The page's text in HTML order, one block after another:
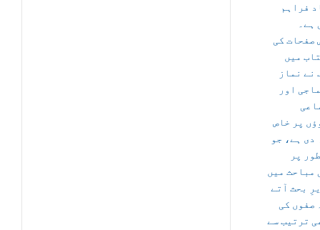
فراہم
ہے۔
صفحات کی
میں
نے نماز
اور
پر خاص
دی ہے، جو
پر
مباحث میں
بحث آتے
صفوں کی
ترتیب سے